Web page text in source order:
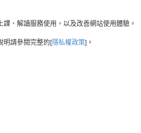
、解讀服務使用，以及改善網站使用體驗。
明請參閱完整的[隱私權政策]。